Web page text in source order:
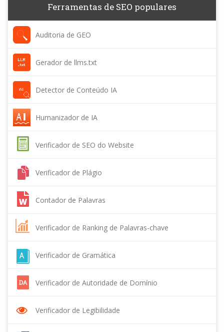
Ferramentas de SEO populares
Auditoria de GEO
Gerador de llms.txt
Detector de Conteúdo IA
Humanizador de IA
Verificador de SEO do Website
Verificador de Plágio
Contador de Palavras
Verificador de Ranking de Palavras-chave
Verificador de Gramática
Verificador de Autoridade de Domínio
Verificador de Legibilidade